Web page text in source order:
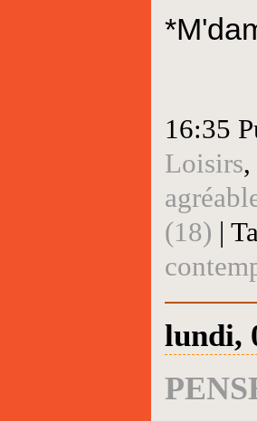
16:35
Loisirs,
(18) |
lundi,